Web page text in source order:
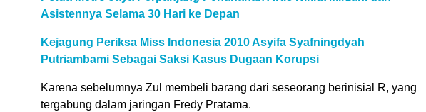
Asistennya Selama 30 Hari ke Depan
Kejagung Periksa Miss Indonesia 2010 Asyifa Syafningdyah
Putriambami Sebagai Saksi Kasus Dugaan Korupsi
Karena sebelumnya Zul membeli barang dari seseorang berinisial R, yang
tergabung dalam jaringan Fredy Pratama.